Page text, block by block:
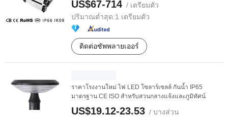
US$67-714 / เตรียมตัว
ปริมาณต่ำสุด:1 เตรียมตัว
ติดต่อซัพพลายเออร์
ราคาโรงงานใหม่ ไฟ LED โซลาร์เซลล์ กันน้ำ IP65
มาตรฐาน CE ISO สำหรับสวนกลางแจ้งและภูมิทัศน์
US$19.12-23.53 / บางส่วน